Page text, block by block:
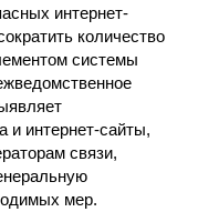
интернет-
количество
системы
и интернет-сайты,
связи,
мер.